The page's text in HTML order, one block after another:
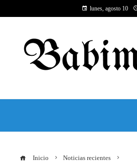
lunes, agosto 10
Inicio
Noticias recientes